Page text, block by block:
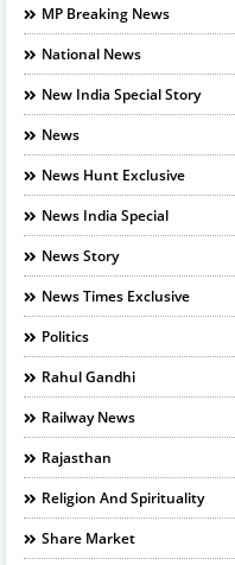
MP Breaking News
National News
New India Special Story
News
News Hunt Exclusive
News India Special
News Story
News Times Exclusive
Politics
Rahul Gandhi
Railway News
Rajasthan
Religion And Spirituality
Share Market